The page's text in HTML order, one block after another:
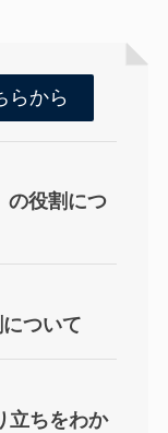
らから
の役割につ
ついて
立ちをわか